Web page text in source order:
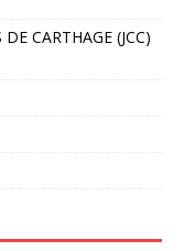
CARTHAGE (JCC)